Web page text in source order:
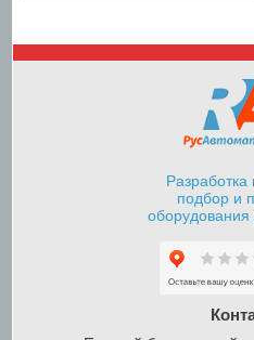
Шкафы
Разработка
подбор и